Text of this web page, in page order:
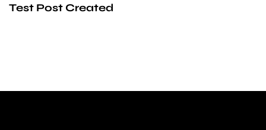
Test Post Created